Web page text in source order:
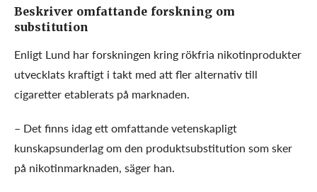
Beskriver omfattande forskning om
substitution
Enligt Lund har forskningen kring rökfria nikotinprodukter
utvecklats kraftigt i takt med att fler alternativ till
cigaretter etablerats på marknaden.
– Det finns idag ett omfattande vetenskapligt
kunskapsunderlag om den produktsubstitution som sker
på nikotinmarknaden, säger han.